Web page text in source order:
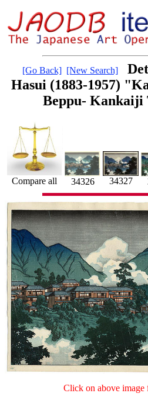
[Go Back] [New Search]
Hasui (1883-1957)
Beppu- Kankaiji
Compare all 34326 34327
Click on above image